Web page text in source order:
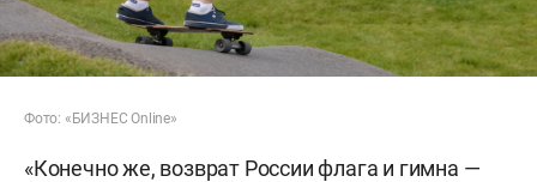
Фото: «БИЗНЕС Online»
«Конечно же, возврат России флага и гимна —